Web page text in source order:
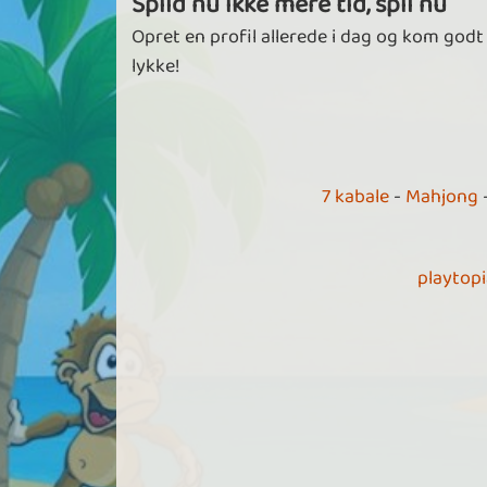
Opret en profil allerede i dag og kom
lykke!
7 kabale- Mahjong